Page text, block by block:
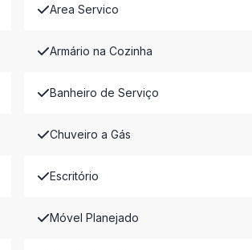
Area Servico
Armário na Cozinha
Banheiro de Serviço
Chuveiro a Gás
Escritório
Móvel Planejado